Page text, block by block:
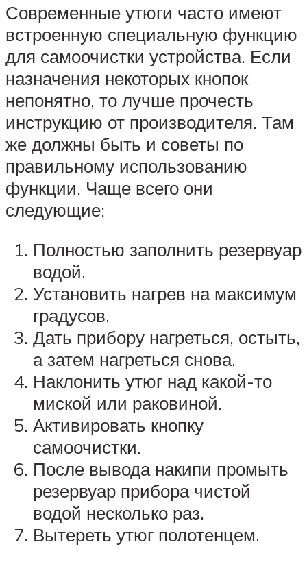
Современные утюги часто имеют
встроенную специальную функцию
для самоочистки устройства. Если
назначения некоторых кнопок
непонятно, то лучше прочесть
инструкцию от производителя. Там
же должны быть и советы по
правильному использованию
функции. Чаще всего они
следующие:
Полностью заполнить резервуар
водой.
Установить нагрев на максимум
градусов.
Дать прибору нагреться, остыть,
а затем нагреться снова.
Наклонить утюг над какой-то
миской или раковиной.
Активировать кнопку
самоочистки.
После вывода накипи промыть
резервуар прибора чистой
водой несколько раз.
Вытереть утюг полотенцем.